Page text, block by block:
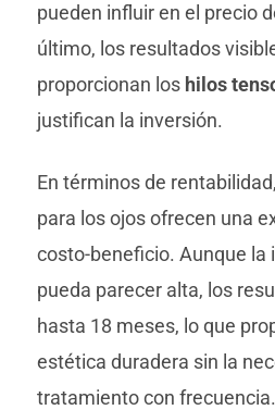
pueden influir en el precio
último, los resultados
proporcionan los hilos
justifican la inversión.
En términos de
para los ojos ofrecen una
costo-beneficio. Aunque la
pueda parecer alta, los
hasta 18 meses, lo que
estética duradera sin la
tratamiento con frecuencia.